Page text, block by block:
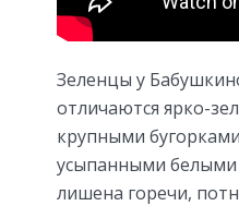
Зеленцы у
отличаются ярко-
крупными
усыпанными
лишена горечи,